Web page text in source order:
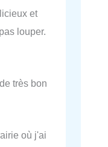
et
louper.
très bon
où j'ai